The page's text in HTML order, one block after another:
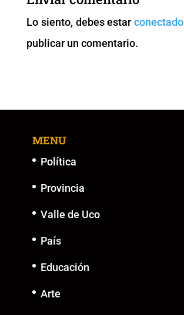
o
o
k
p
p k
er
Lo siento, debes estarconectado
publicar un comentario.
MENU
Política
Provincia
Valle de Uco
País
Educación
Arte